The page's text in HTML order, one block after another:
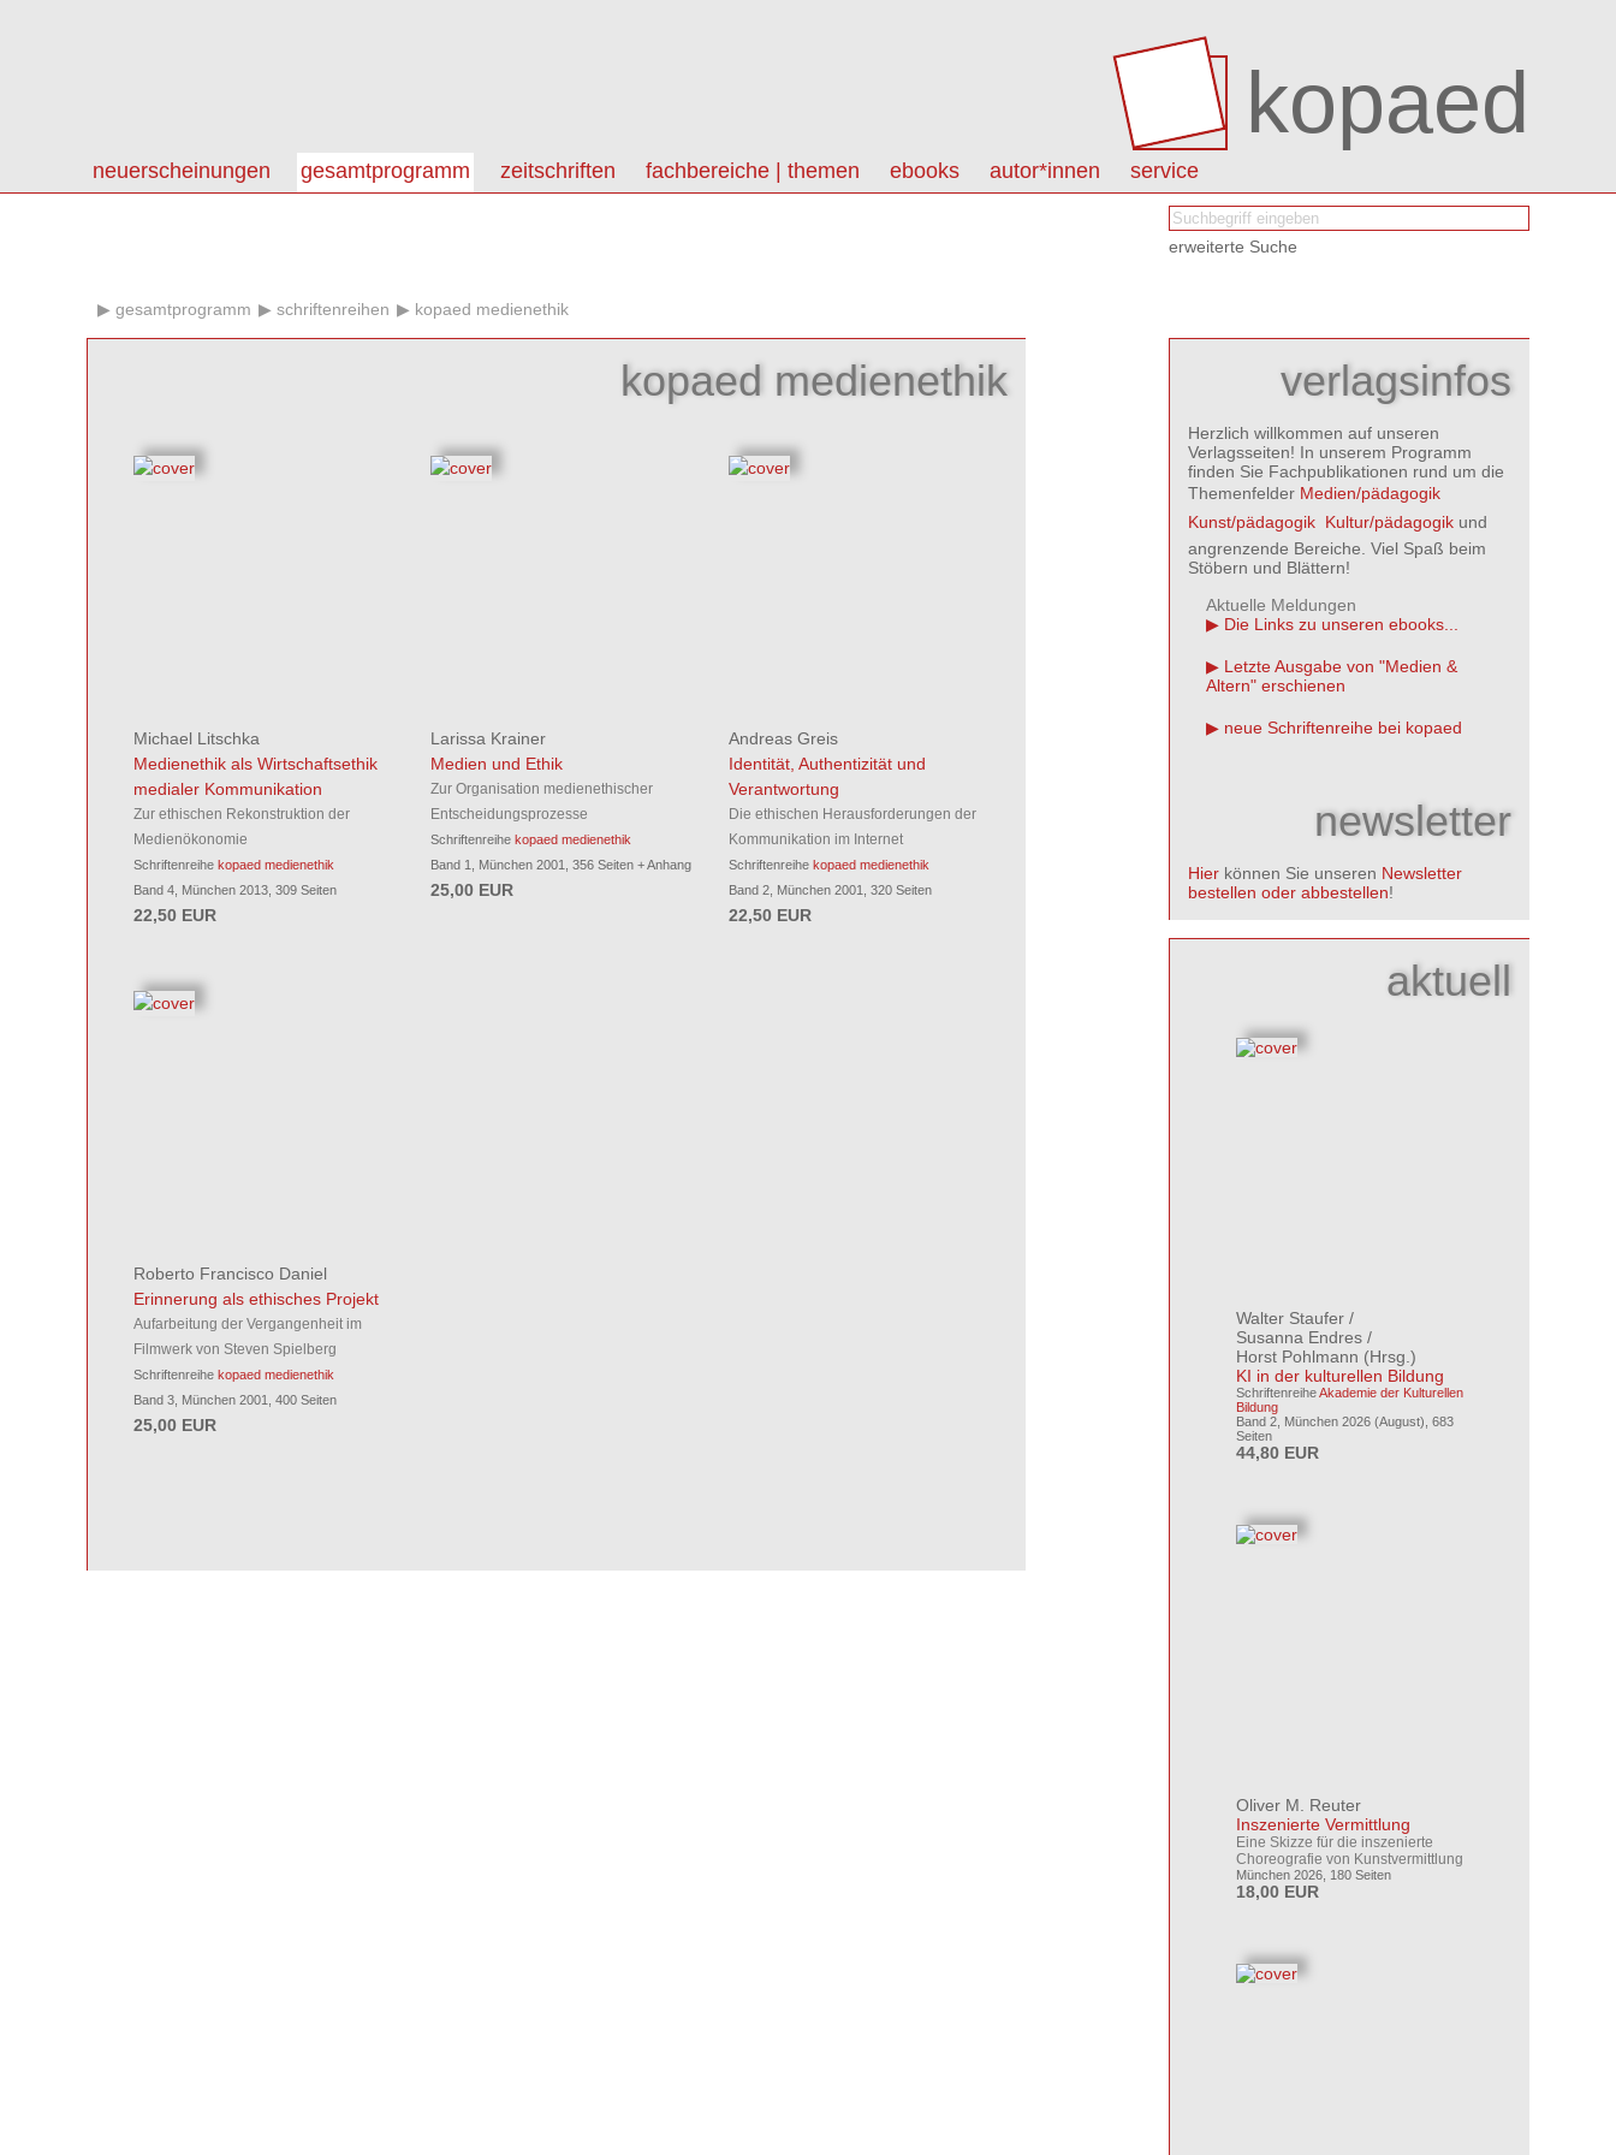
kopaed
neuerscheinungen gesamtprogramm zeitschriften fachbereiche | themen ebooks autor*innen service
erweiterte Suche
gesamtprogramm schriftenreihen kopaed medienethik
kopaed medienethik
Michael Litschka
Medienethik als Wirtschaftsethik
medialer Kommunikation
Zur ethischen Rekonstruktion der
Medienökonomie
Schriftenreihe kopaed medienethik
Band 4, München 2013, 309 Seiten
22,50 EUR
Larissa Krainer
Medien und Ethik
Zur Organisation medienethischer
Entscheidungsprozesse
Schriftenreihe kopaed medienethik
Band 1, München 2001, 356 Seiten + Anhang
25,00 EUR
Andreas Greis
Identität, Authentizität und
Verantwortung
Die ethischen Herausforderungen der
Kommunikation im Internet
Schriftenreihe kopaed medienethik
Band 2, München 2001, 320 Seiten
22,50 EUR
Roberto Francisco Daniel
Erinnerung als ethisches Projekt
Aufarbeitung der Vergangenheit im
Filmwerk von Steven Spielberg
Schriftenreihe kopaed medienethik
Band 3, München 2001, 400 Seiten
25,00 EUR
verlagsinfos
Herzlich willkommen auf unseren
Verlagsseiten! In unserem Programm
finden Sie Fachpublikationen rund um die
Themenfelder Medien/pädagogik
Kunst/pädagogik Kultur/pädagogik und
angrenzende Bereiche. Viel Spaß beim
Stöbern und Blättern!
Aktuelle Meldungen
Die Links zu unseren ebooks...
Letzte Ausgabe von "Medien &
Altern" erschienen
neue Schriftenreihe bei kopaed
newsletter
Hier können Sie unseren Newsletter
bestellen oder abbestellen!
aktuell
Walter Staufer /
Susanna Endres /
Horst Pohlmann (Hrsg.)
KI in der kulturellen Bildung
SchriftenreiheAkademie der Kulturellen
Bildung
Band 2, München 2026 (August), 683
Seiten
44,80 EUR
Oliver M. Reuter
Inszenierte Vermittlung
Eine Skizze für die inszenierte
Choreografie von Kunstvermittlung
München 2026, 180 Seiten
18,00 EUR